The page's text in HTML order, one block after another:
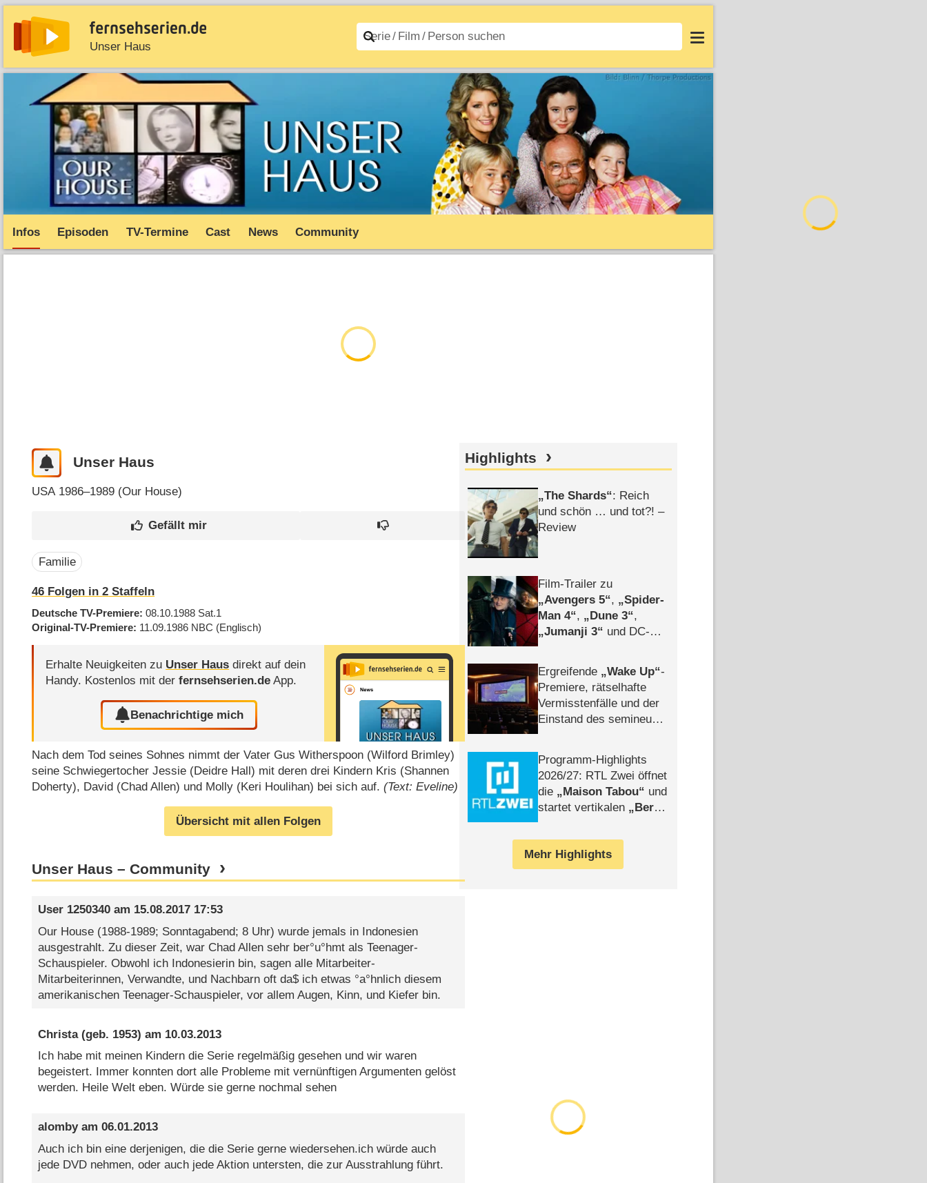
Unser Haus
News Entdecken Streaming Filme A–Z Login
Infos Episoden TV-Termine Cast News Community
Unser Haus
USA 1986–1989 (Our House)
Familie
46 Folgen in2 Staffeln
Deutsche TV-Premiere 08.10.1988 Sat.1
Original-TV-Premiere 11.09.1986 NBC (Englisch)
Erhalte Neuigkeiten zu Unser Haus direkt auf dein
Handy. Kostenlos mit derfernsehserien.de App.
Benachrichtige mich
Nach dem Tod seines Sohnes nimmt der Vater Gus Witherspoon (Wilford Brimley)
seine Schwiegertocher Jessie (Deidre Hall) mit deren drei Kindern Kris (Shannen
Doherty), David (Chad Allen) und Molly (Keri Houlihan) bei sich auf.(Text: Eveline)
Übersicht mit allen Folgen
Unser Haus – Community
User 1250340am 15.08.2017 17:53
Our House (1988-1989; Sonntagabend; 8 Uhr) wurde jemals in Indonesien
ausgestrahlt. Zu dieser Zeit, war Chad Allen sehr ber°u°hmt als Teenager-
Schauspieler. Obwohl ich Indonesierin bin, sagen alle Mitarbeiter-
Mitarbeiterinnen, Verwandte, und Nachbarn oft da$ ich etwas °a°hnlich diesem
amerikanischen Teenager-Schauspieler, vor allem Augen, Kinn, und Kiefer bin.
Christa(geb. 1953) am 10.03.2013
Ich habe mit meinen Kindern die Serie regelmäßig gesehen und wir waren
begeistert. Immer konnten dort alle Probleme mit vernünftigen Argumenten gelöst
werden. Heile Welt eben. Würde sie gerne nochmal sehen
alombyam 06.01.2013
Auch ich bin eine derjenigen, die die Serie gerne wiedersehen.ich würde auch
jede DVD nehmen, oder auch jede Aktion untersten, die zur Ausstrahlung führt.
Highlights
The Shards : Reich
und schön … und tot?! –
Review
Film-Trailer zu
Avengers 5 ,
Spider-
Man 4 , Dune 3 ,
Jumanji 3
und DC-
Ergreifende
Wake Up -
Premiere, rätselhafte
Vermisstenfälle und der
Einstand des semineuen
Programm-Highlights
2026/​27: RTL Zwei öffnet
die
Maison Tabou
und
startet vertikalen
Berlin
Mehr Highlights